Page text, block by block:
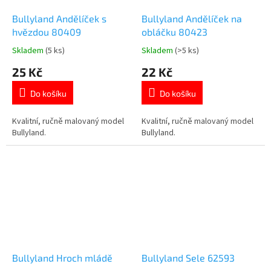
Bullyland Andělíček s
hvězdou 80409
Průměrné
produktu
5,0
5
hvězdiček.
Skladem (5 ks)
25 Kč
Do košíku
Kvalitní, ručně malovaný model
Bullyland.
Bullyland Andělíček na
obláčku 80423
Průměrné
produktu
5,0
5
hvězdiček.
Skladem (>5 ks)
22 Kč
Do košíku
Kvalitní, ručně malovaný model
Bullyland.
Bullyland Hroch mládě
Bullyland Sele 62593